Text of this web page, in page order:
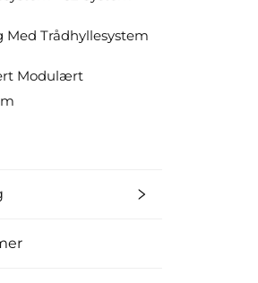
Med Trådhyllesystem
Modulært